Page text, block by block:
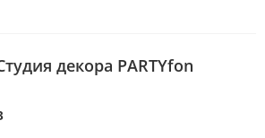
декора PARTYfon